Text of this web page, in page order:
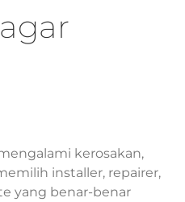
kerosakan,
installer, repairer,
yang benar-benar